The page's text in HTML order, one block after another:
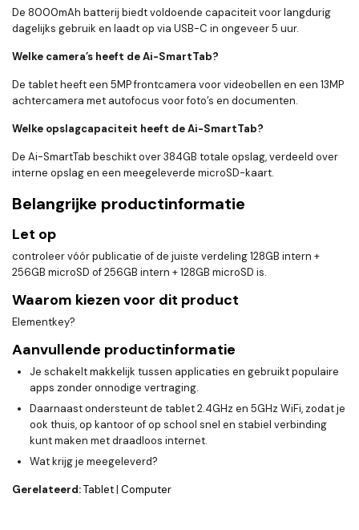
De 8000mAh batterij biedt voldoende capaciteit voor langdurig
dagelijks gebruik en laadt op via USB-C in ongeveer 5 uur.
Welke camera’s heeft de Ai-SmartTab?
De tablet heeft een 5MP frontcamera voor videobellen en een 13MP
achtercamera met autofocus voor foto’s en documenten.
Welke opslagcapaciteit heeft de Ai-SmartTab?
De Ai-SmartTab beschikt over 384GB totale opslag, verdeeld over
interne opslag en een meegeleverde microSD-kaart.
Belangrijke productinformatie
Let op
controleer vóór publicatie of de juiste verdeling 128GB intern +
256GB microSD of 256GB intern + 128GB microSD is.
Waarom kiezen voor dit product
Elementkey?
Aanvullende productinformatie
Je schakelt makkelijk tussen applicaties en gebruikt populaire
apps zonder onnodige vertraging.
Daarnaast ondersteunt de tablet 2.4GHz en 5GHz WiFi, zodat je
ook thuis, op kantoor of op school snel en stabiel verbinding
kunt maken met draadloos internet.
Wat krijg je meegeleverd?
Gerelateerd:Tablet| Computer